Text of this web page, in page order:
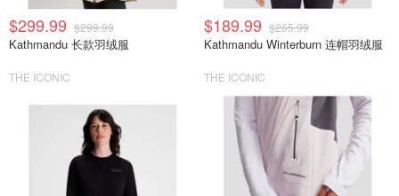
$299.99 $299.99
Kathmandu 长款羽绒服
THE ICONIC
$189.99 $265.99
Kathmandu Winterburn 连帽羽绒服
THE ICONIC